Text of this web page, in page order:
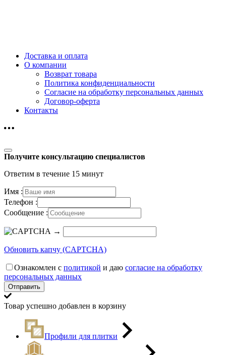
Доставка и оплата
О компании
Возврат товара
Политика конфиденциальности
Согласие на обработку персональных данных
Договор-оферта
Контакты
Получите консультацию специалистов
Ответим в течение 15 минут
Имя :
Телефон :
Сообщение :
→
Обновить капчу (CAPTCHA)
Ознакомлен с политикой и даю согласие на обработку
персональных данных
Товар успешно добавлен в корзину
Профили для плитки